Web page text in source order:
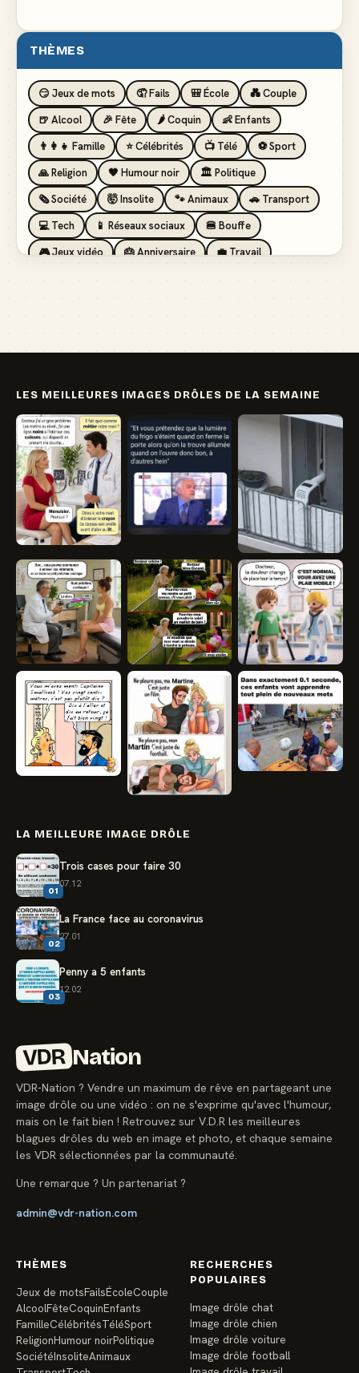
THÈMES
😏 Jeux de mots 🤦 Fails 🎒 École
💑 Couple
🍺 Alcool
🎉 Fête 🌶️ Coquin
👶 Enfants
👨‍👩‍👧 Famille
⭐ Célébrités 📺 Télé
⚽ Sport
🙏 Religion
🖤 Humour noir
🏛️ Politique
🗞️ Société
🤯 Insolite 🐾 Animaux
🚗 Transport
💻 Tech
📱 Réseaux sociaux
🍔 Bouffe
🎮 Jeux vidéo
🎂 Anniversaire
💼 Travail
LES MEILLEURES IMAGES DRÔLES DE LA SEMAINE
LA MEILLEURE IMAGE DRÔLE
01
Trois cases pour faire 30
07.12
02
La France face au coronavirus
27.01
03
Penny a 5 enfants
12.02
VDR Nation
VDR-Nation ? Vendre un maximum de rêve en partageant une
image drôle ou une vidéo : on ne s'exprime qu'avec l'humour,
mais on le fait bien ! Retrouvez sur V.D.R les meilleures
blagues drôles du web en image et photo, et chaque semaine
les VDR sélectionnées par la communauté.
Une remarque ? Un partenariat ?
admin@vdr-nation.com
THÈMES
Jeux de motsFailsÉcoleCouple
AlcoolFêteCoquinEnfants
FamilleCélébritésTéléSport
ReligionHumour noirPolitique
SociétéInsoliteAnimaux
RECHERCHES
POPULAIRES
Image drôle chat
Image drôle chien
Image drôle voiture
Image drôle football